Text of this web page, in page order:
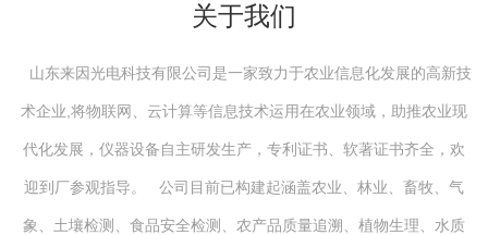
关于我们
山东来因光电科技有限公司是一家致力于农业信息化发展的高新技
术企业,将物联网、云计算等信息技术运用在农业领域，助推农业现
代化发展，仪器设备自主研发生产，专利证书、软著证书齐全，欢
迎到厂参观指导。 公司目前已构建起涵盖农业、林业、畜牧、气
象、土壤检测、食品安全检测、农产品质量追溯、植物生理、水质